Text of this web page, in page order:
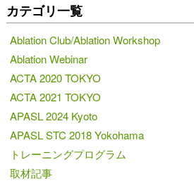
カテゴリ一覧
Ablation Club/Ablation Workshop
Ablation Webinar
ACTA 2020 TOKYO
ACTA 2021 TOKYO
APASL 2024 Kyoto
APASL STC 2018 Yokohama
トレーニングプログラム
取材記事